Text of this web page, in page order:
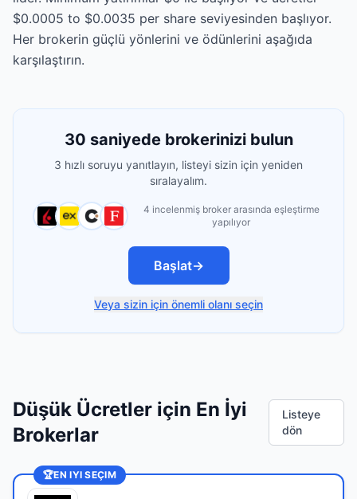
$0.0005 to $0.0035 per share seviyesinden başlıyor.
Her brokerin güçlü yönlerini ve ödünlerini aşağıda
karşılaştırın.
30 saniyede brokerinizi bulun
3 hızlı soruyu yanıtlayın, listeyi sizin için yeniden
sıralayalım.
4 incelenmiş broker arasında eşleştirme
yapılıyor
Başlat→
Veya sizin için önemli olanı seçin
Düşük Ücretler için En İyi
Brokerlar
Listeye
dön
🏆EN IYI SEÇIM